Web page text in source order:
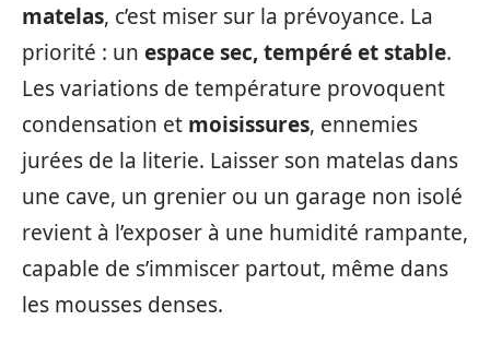
matelas, c’est miser sur la prévoyance. La
priorité : un espace sec, tempéré et stable.
Les variations de température provoquent
condensation et moisissures, ennemies
jurées de la literie. Laisser son matelas dans
une cave, un grenier ou un garage non isolé
revient à l’exposer à une humidité rampante,
capable de s’immiscer partout, même dans
les mousses denses.